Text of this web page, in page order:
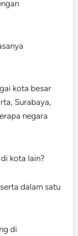
kota besar
Surabaya,
negara
kota lain?
dalam satu
di